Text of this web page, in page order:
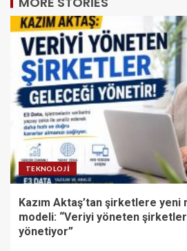
TEKNOLOJI
Kazım Aktaş’tan şirketlere yeni
modeli: “Veriyi yöneten
yönetiyor”